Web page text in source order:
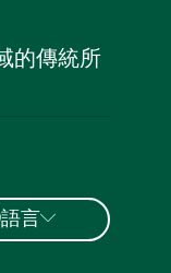
的傳統所
語言